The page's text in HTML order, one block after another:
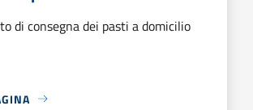
di consegna dei pasti a domicilio